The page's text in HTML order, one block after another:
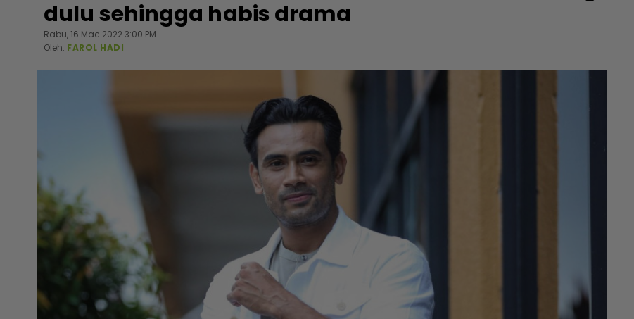
dulu sehingga habis drama
Rabu, 16 Mac 2022 3:00 PM
Oleh: FAROL HADI